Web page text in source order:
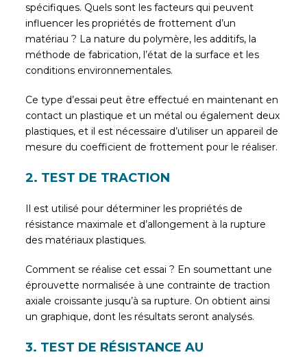
spécifiques. Quels sont les facteurs qui peuvent
influencer les propriétés de frottement d’un
matériau ? La nature du polymère, les additifs, la
méthode de fabrication, l’état de la surface et les
conditions environnementales.
Ce type d’essai peut être effectué en maintenant en
contact un plastique et un métal ou également deux
plastiques, et il est nécessaire d’utiliser un appareil de
mesure du coefficient de frottement pour le réaliser.
2. TEST DE TRACTION
Il est utilisé pour déterminer les propriétés de
résistance maximale et d’allongement à la rupture
des matériaux plastiques.
Comment se réalise cet essai ? En soumettant une
éprouvette normalisée à une contrainte de traction
axiale croissante jusqu’à sa rupture. On obtient ainsi
un graphique, dont les résultats seront analysés.
3. TEST DE RÉSISTANCE AU